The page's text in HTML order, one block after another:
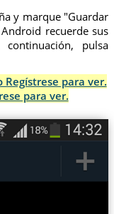
y marque "Guardar
recuerde sus
pulsa
Regístrese para ver.
para ver.